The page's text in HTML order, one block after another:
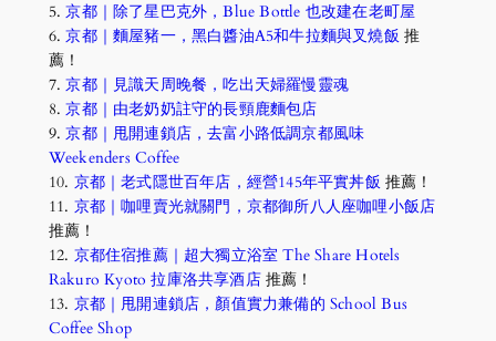
5.京都｜除了星巴克外，Blue Bottle 也改建在老町屋
6.京都｜麵屋豬一，黑白醬油A5和牛拉麵與叉燒飯推
薦！
7.京都｜見識天周晚餐，吃出天婦羅慢靈魂
8.京都｜由老奶奶註守的長頸鹿麵包店
9.京都｜甩開連鎖店，去富小路低調京都風味
Weekenders Coffee
10. 京都｜老式隱世百年店，經營145年平實丼飯推薦！
11. 京都｜咖哩賣光就關門，京都御所八人座咖哩小飯店
推薦！
12. 京都住宿推薦｜超大獨立浴室 The Share Hotels
Rakuro Kyoto 拉庫洛共享酒店推薦！
13. 京都｜甩開連鎖店，顏值實力兼備的 School Bus
Coffee Shop